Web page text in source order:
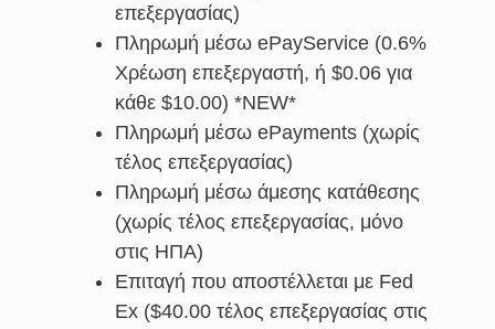
επεξεργασίας)
Πληρωμή μέσω ePayService (0.6%
Χρέωση επεξεργαστή, ή $0.06 για
κάθε $10.00) *NEW*
Πληρωμή μέσω ePayments (χωρίς
τέλος επεξεργασίας)
Πληρωμή μέσω άμεσης κατάθεσης
(χωρίς τέλος επεξεργασίας, μόνο
στις ΗΠΑ)
Επιταγή που αποστέλλεται με Fed
Ex ($40.00 τέλος επεξεργασίας στις